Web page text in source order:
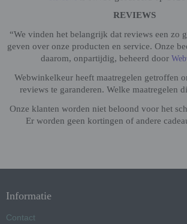
REVIEWS
“We vinden het belangrijk dat reviews een zo
geven over onze producten en service. Onze
daarom, onpartijdig, beheerd door
Webwinkelkeur heeft maatregelen getroffen
reviews te garanderen. Welke maatregelen
Onze klanten worden niet beloond voor het
Er worden geen kortingen of andere
Informatie
Contact